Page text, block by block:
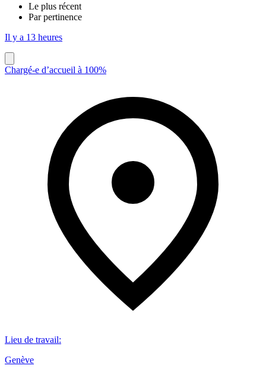
Le plus récent
Par pertinence
Il y a 13 heures
Chargé-e d’accueil à 100%
Lieu de travail:
Genève